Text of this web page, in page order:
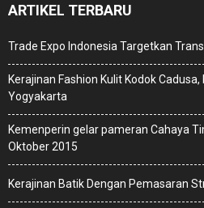
ARTIKEL TERBARU
Trade Expo Indonesia Targetkan
Kerajinan Fashion Kulit Kodok
Yogyakarta
Kemenperin gelar pameran Cahaya
Oktober 2015
Kerajinan Batik Dengan Pemasaran